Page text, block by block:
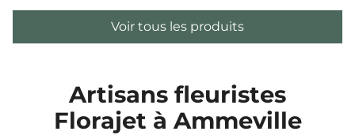
Voir tous les produits
Artisans fleuristes
Florajet à Ammeville